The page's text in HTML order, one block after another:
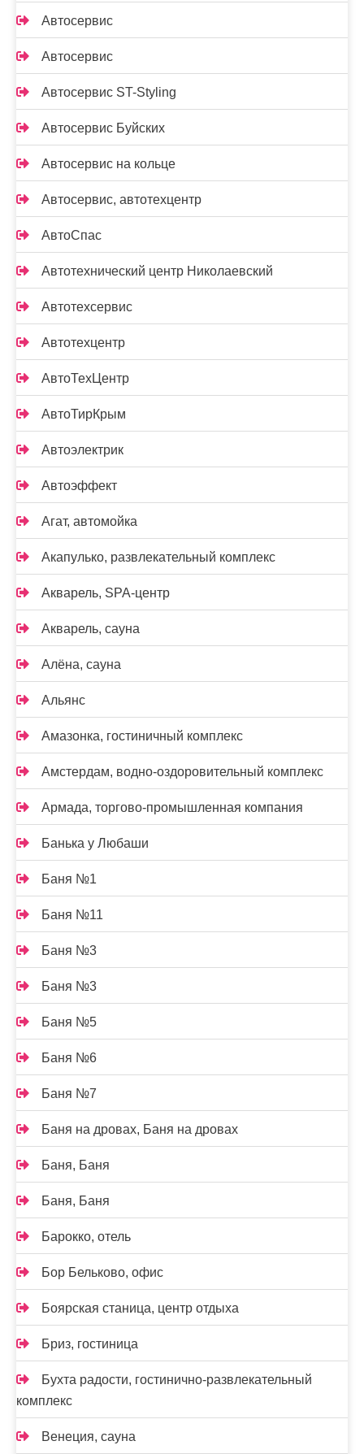
Автосервис
Автосервис
Автосервис ST-Styling
Автосервис Буйских
Автосервис на кольце
Автосервис, автотехцентр
АвтоСпас
Автотехнический центр Николаевский
Автотехсервис
Автотехцентр
АвтоТехЦентр
АвтоТирКрым
Автоэлектрик
Автоэффект
Агат, автомойка
Акапулько, развлекательный комплекс
Акварель, SPA-центр
Акварель, сауна
Алёна, сауна
Альянс
Амазонка, гостиничный комплекс
Амстердам, водно-оздоровительный комплекс
Армада, торгово-промышленная компания
Банька у Любаши
Баня №1
Баня №11
Баня №3
Баня №3
Баня №5
Баня №6
Баня №7
Баня на дровах, Баня на дровах
Баня, Баня
Баня, Баня
Барокко, отель
Бор Бельково, офис
Боярская станица, центр отдыха
Бриз, гостиница
Бухта радости, гостинично-развлекательный
комплекс
Венеция, сауна